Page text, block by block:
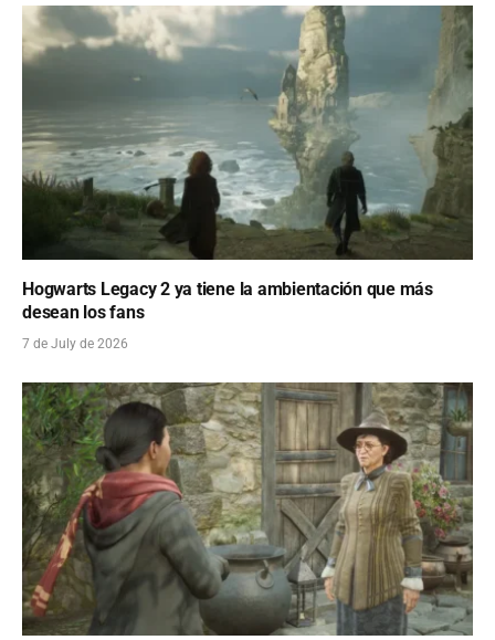
Hogwarts Legacy 2 ya tiene la ambientación que más
desean los fans
7 de July de 2026